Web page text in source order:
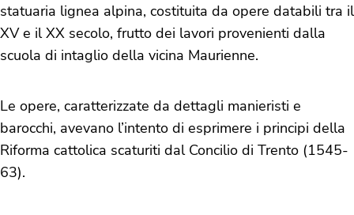
statuaria lignea alpina, costituita da opere databili tra il
XV e il XX secolo, frutto dei lavori provenienti dalla
scuola di intaglio della vicina Maurienne.
Le opere, caratterizzate da dettagli manieristi e
barocchi, avevano l’intento di esprimere i principi della
Riforma cattolica scaturiti dal Concilio di Trento (1545-
63).